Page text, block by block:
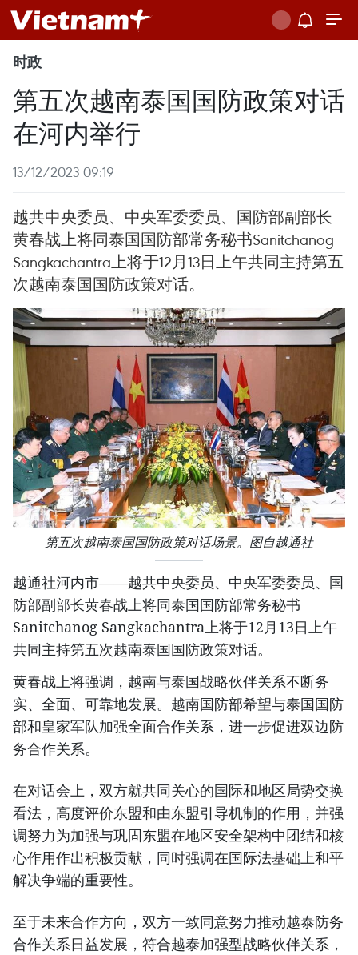
时政
第五次越南泰国国防政策对话
在河内举行
13/12/2023 09:19
越共中央委员、中央军委委员、国防部副部长
黄春战上将同泰国国防部常务秘书Sanitchanog
Sangkachantra上将于12月13日上午共同主持第五
次越南泰国国防政策对话。
第五次越南泰国国防政策对话场景。图自越通社
越通社河内市——越共中央委员、中央军委委员、国
防部副部长黄春战上将同泰国国防部常务秘书
Sanitchanog Sangkachantra上将于12月13日上午
共同主持第五次越南泰国国防政策对话。
黄春战上将强调，越南与泰国战略伙伴关系不断务
实、全面、可靠地发展。越南国防部希望与泰国国防
部和皇家军队加强全面合作关系，进一步促进双边防
务合作关系。
在对话会上，双方就共同关心的国际和地区局势交换
看法，高度评价东盟和由东盟引导机制的作用，并强
调努力为加强与巩固东盟在地区安全架构中团结和核
心作用作出积极贡献，同时强调在国际法基础上和平
解决争端的重要性。
至于未来合作方向，双方一致同意努力推动越泰防务
合作关系日益发展，符合越泰加强型战略伙伴关系，